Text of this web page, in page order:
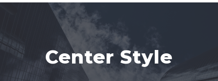
Center Style